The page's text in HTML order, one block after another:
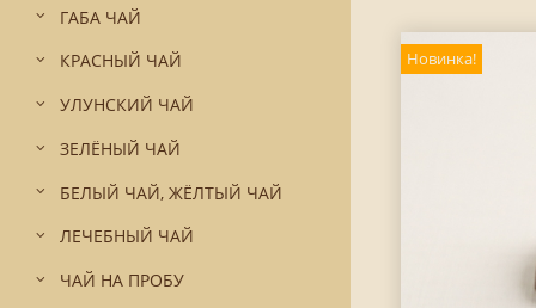
ГАБА ЧАЙ
КРАСНЫЙ ЧАЙ
УЛУНСКИЙ ЧАЙ
ЗЕЛЁНЫЙ ЧАЙ
БЕЛЫЙ ЧАЙ, ЖЁЛТЫЙ ЧАЙ
ЛЕЧЕБНЫЙ ЧАЙ
ЧАЙ НА ПРОБУ
Новинка!